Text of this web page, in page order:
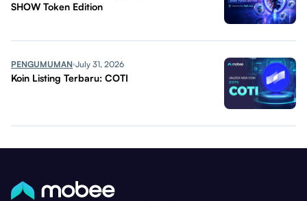
SHOW Token Edition
PENGUMUMAN July 31, 2026
Koin Listing Terbaru: COTI